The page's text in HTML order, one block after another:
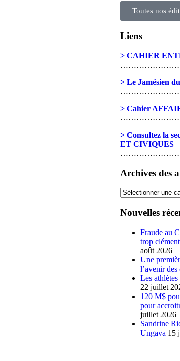
Toutes nos
Liens
> CAHIER
> Le Jamésien
> Cahier
> Consultez la
ET CIVIQUES
Archives des
Nouvelles
Fraude au
trop
août 2026
Une
l’avenir des
Les
22 juillet
120 M$
pour
juillet 2026
Sandrine
Ungava 15